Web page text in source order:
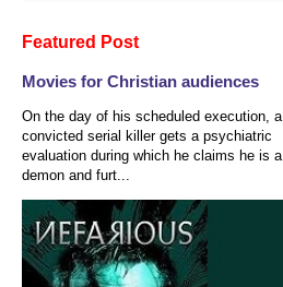
Featured Post
Movies for Christian audiences
On the day of his scheduled execution, a
convicted serial killer gets a psychiatric
evaluation during which he claims he is a
demon and furt...